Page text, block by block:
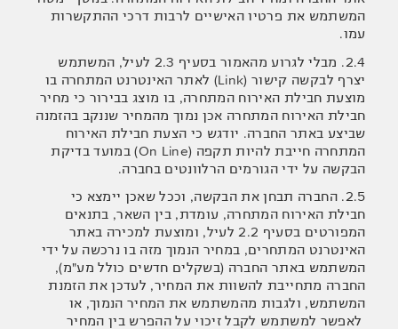
המשתמש את פרטיו האישיים לרבות דרכי ההתקשרות
עמו.
2.4. מבלי לגרוע מהאמור בסעיף ‎2.3 לעיל, המשתמש
יצרף לבקשה קישור (Link) לאתר האינטרנט המתחרה בו
מוצעת חבילת האירוח המתחרה, בו מוצג בבירור כי מחיר
חבילת האירוח המתחרה אכן נמוך מהמחיר שננקב בהזמנה
שביצע באתר החברה. יודגש כי הצעת חבילת האירוח
המתחרה חייבת להיות תקפה (On Line) במועד בדיקת
הבקשה על ידי הגורמים הרלוונטים בחברה.
2.5. החברה תבחן את הבקשה, וככל שאכן יימצא כי
חבילת האירוח המתחרה, עומדת, בין השאר, בתנאים
המפורטים בסעיף ‎2.2 לעיל, ומוצעת למכירה באתר
האינטרנט המתחרים, במחיר הנמוך מזה בו נרכשה על ידי
המשתמש באתר החברה (בשקלים חדשים כולל מע"מ),
החברה מתחייבת להשוות את המחיר, לעדכן את הזמנת
המשתמש, ולגבות מהמשתמש את המחיר הנמוך, או
לאפשר למשתמש לקבל זיכוי על ההפרש בין המחיר